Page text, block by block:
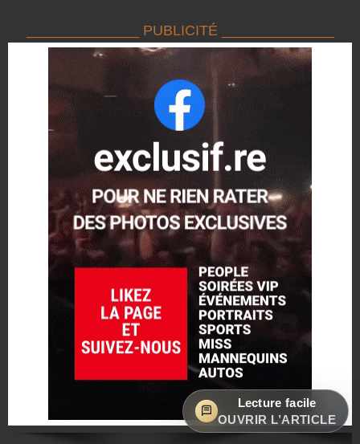
______________ PUBLICITÉ ______________
Lecture facile
OUVRIR L’ARTICLE